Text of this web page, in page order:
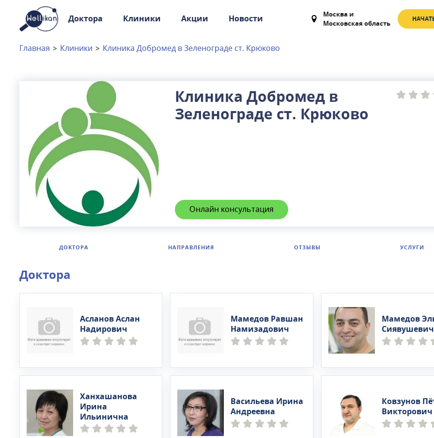
Доктора Клиники Акции Новости Москва и
Московская область
Доктора
Клиники
МоскваиМосковская область
Связаться с нами
Главная > Клиники > Клиника Добромед в Зеленограде ст. Крюково
Клиника Добромед в
Зеленограде ст. Крюково
Онлайн консультация
ДОКТОРА НАПРАВЛЕНИЯ ОТЗЫВЫ УСЛУГИ
Доктора
Асланов Аслан
Надирович
Мамедов Равшан
Намизадович
Мамедов
Сиявушевич
Ханхашанова
Ирина
Ильинична
Васильева Ирина
Андреевна
Ковзунов
Викторович